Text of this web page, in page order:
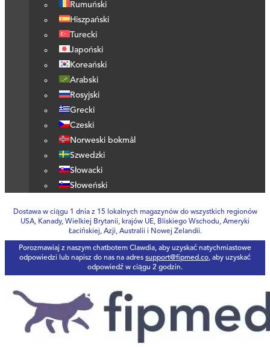
Rumuński
Hiszpański
Turecki
Japoński
Koreański
Arabski
Rosyjski
Grecki
Czeski
Norweski bokmål
Szwedzki
Słowacki
Słoweński
Dostawa w ciągu 1 dnia z 15 lokalnych magazynów do wszystkich regionów
USA, Kanady, Wielkiej Brytanii, krajów UE, Bliskiego Wschodu, Ameryki
Łacińskiej, Azji, Australii i Nowej Zelandii.
Porozmawiaj z naszym chatbotem Clawdia, aby uzyskać natychmiastowe
odpowiedzi lub napisz do nas na adres support@fipmed.co, aby uzyskać
odpowiedź w ciągu 2 godzin.